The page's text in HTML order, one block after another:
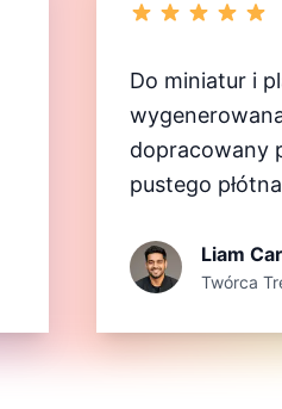
Do miniatur i
dopracowany
pustego
Liam
Twórca